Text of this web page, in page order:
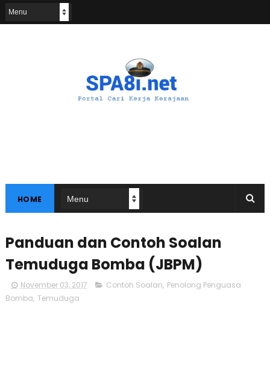
HOME
Panduan dan Contoh Soalan
Temuduga Bomba (JBPM)
November 03, 2017 Contoh Soalan, Penolong Penguasa
Bomba, Temuduga